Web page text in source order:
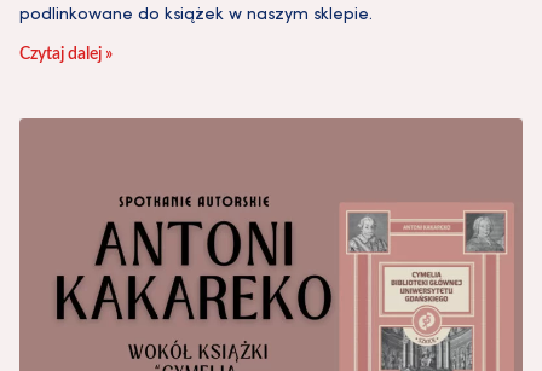
podlinkowane do książek w naszym sklepie.
Czytaj dalej »